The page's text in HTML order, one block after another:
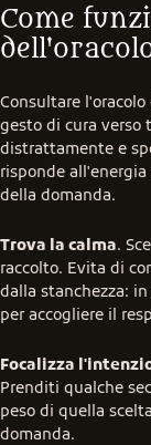
Come
Consultare
gesto di cura verso
distrattamente e
risponde
della domanda.
Trova la calma.
raccolto. Evita di
dalla stanchezza:
per accogliere il
Focalizza
Prenditi qualche
peso di quella
domanda.